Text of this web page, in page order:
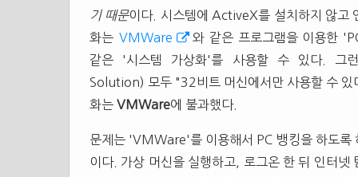
기 때문이다. 시스템에 ActiveX를 설치하지 않고
화는 VMWare
와 같은 프로그램을 이용한
같은 '시스템 가상화'를 사용할 수 있다. 그
Solution) 모두 "32비트 머신에서만 사용할 수 있
화는 VMWare에 불과했다.
문제는 'VMWare'를 이용해서 PC 뱅킹을 하도록
이다. 가상 머신을 실행하고, 로그온 한 뒤 인터